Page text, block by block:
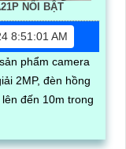
NỔI BẬT
8:51:01 AM
phẩm camera
2MP, đèn hồng
đến 10m trong